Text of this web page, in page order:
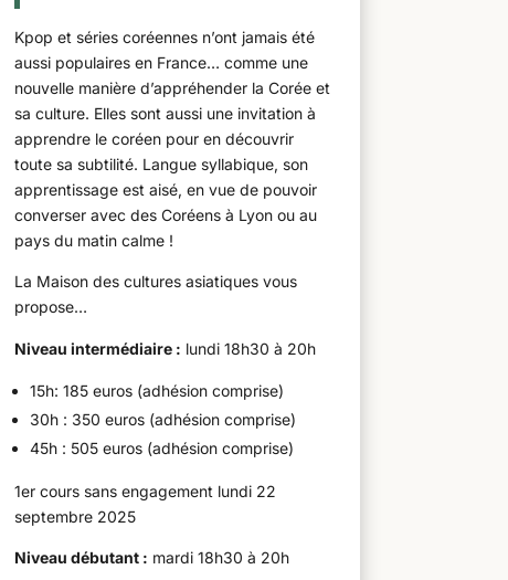
Kpop et séries coréennes n’ont jamais été
aussi populaires en France… comme une
nouvelle manière d’appréhender la Corée et
sa culture. Elles sont aussi une invitation à
apprendre le coréen pour en découvrir
toute sa subtilité. Langue syllabique, son
apprentissage est aisé, en vue de pouvoir
converser avec des Coréens à Lyon ou au
pays du matin calme !
La Maison des cultures asiatiques vous
propose…
Niveau intermédiaire : lundi 18h30 à 20h
15h: 185 euros (adhésion comprise)
30h : 350 euros (adhésion comprise)
45h : 505 euros (adhésion comprise)
1er cours sans engagement lundi 22
septembre 2025
Niveau débutant : mardi 18h30 à 20h